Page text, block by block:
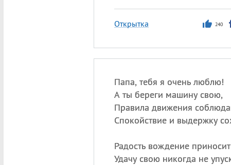
Открытка 240
Папа, тебя я очень люблю!
А ты береги машину свою,
Правила движения
Спокойствие и выдержку
Радость вождение
Удачу свою никогда не